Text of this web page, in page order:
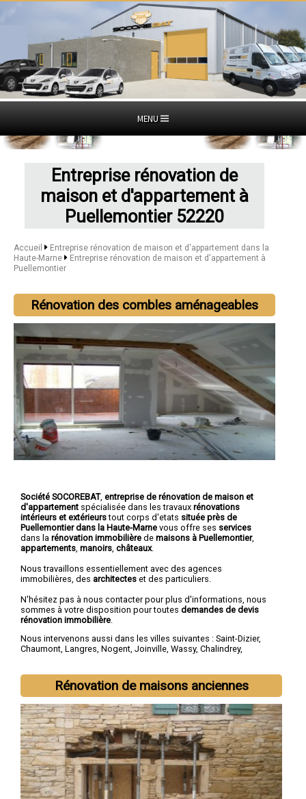
MENU
Entreprise rénovation de
maison et d'appartement à
Puellemontier 52220
Accueil
Entreprise rénovation de maison et d'appartement dans la
Haute-Marne
Entreprise rénovation de maison et d'appartement à
Puellemontier
Rénovation des combles aménageables
Société SOCOREBAT, entreprise de rénovation de maison et
d'appartement spécialisée dans les travaux rénovations
intérieurs et extérieurstout corps d'etats située près de
Puellemontier dans la Haute-Marne vous offre ses services
dans la rénovation immobilière de maisons à Puellemontier,
appartements manoirs châteaux.
Nous travaillons essentiellement avec des agences
immobilières, des architectes et des particuliers.
N'hésitez pas à nous contacter pour plus d'informations, nous
sommes à votre disposition pour toutes demandes de devis
rénovation immobilière
Nous intervenons aussi dans les villes suivantes : Saint-Dizier,
Chaumont, Langres, Nogent, Joinville, Wassy, Chalindrey,
Rénovation de maisons anciennes